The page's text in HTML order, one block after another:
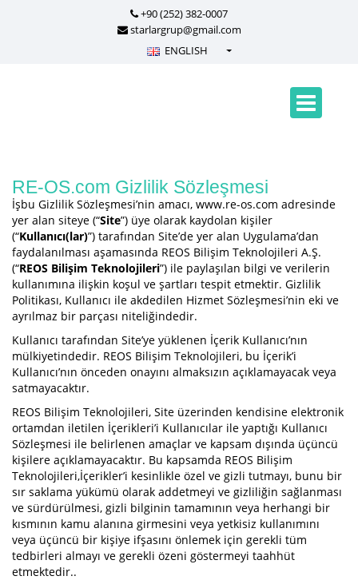
+90 (252) 382-0007
starlargrup@gmail.com
ENGLISH
العربية - Arabic
Crnogorski - Montenegrin
Српски - Serbian
RE-OS.com Gizlilik Sözleşmesi
İşbu Gizlilik Sözleşmesi’nin amacı, www.re-os.com adresinde
yer alan siteye (“Site”) üye olarak kaydolan kişiler
(“Kullanıcı(lar)”) tarafından Site’de yer alan Uygulama’dan
faydalanılması aşamasında REOS Bilişim Teknolojileri A.Ş.
(“REOS Bilişim Teknolojileri”) ile paylaşılan bilgi ve verilerin
kullanımına ilişkin koşul ve şartları tespit etmektir. Gizlilik
Politikası, Kullanıcı ile akdedilen Hizmet Sözleşmesi’nin eki ve
ayrılmaz bir parçası niteliğindedir.
Kullanıcı tarafından Site’ye yüklenen İçerik Kullanıcı’nın
mülkiyetindedir. REOS Bilişim Teknolojileri, bu İçerik’i
Kullanıcı’nın önceden onayını almaksızın açıklamayacak veya
satmayacaktır.
REOS Bilişim Teknolojileri, Site üzerinden kendisine elektronik
ortamdan iletilen İçerikleri’i Kullanıcılar ile yaptığı Kullanıcı
Sözleşmesi ile belirlenen amaçlar ve kapsam dışında üçüncü
kişilere açıklamayacaktır. Bu kapsamda REOS Bilişim
Teknolojileri,İçerikler’i kesinlikle özel ve gizli tutmayı, bunu bir
sır saklama yükümü olarak addetmeyi ve gizliliğin sağlanması
ve sürdürülmesi, gizli bilginin tamamının veya herhangi bir
kısmının kamu alanına girmesini veya yetkisiz kullanımını
veya üçüncü bir kişiye ifşasını önlemek için gerekli tüm
tedbirleri almayı ve gerekli özeni göstermeyi taahhüt
etmektedir..